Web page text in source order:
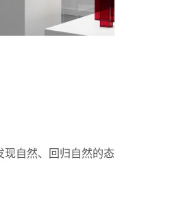
自然、回归自然的态